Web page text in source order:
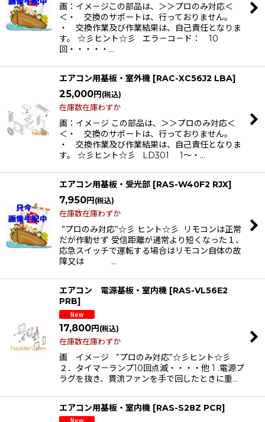
画：イメ－ジこの部品は、＞＞プロのみ対応＜
＜・ 交換のサポートは、行っておりません。
・ 交換作業及び作業結果は、自己責任となりま
す。 ☆彡ヒント☆彡 エラ－コ－ド： 10
回・・・・・…
エアコン用基板・室外機 [RAC-XC56J2 LBA]
25,000円 (税込)
在庫数在庫わずか
画：イメ－ジ この部品は、＞＞プロのみ対応＜
＜・ 交換のサポートは、行っておりません。
・ 交換作業及び作業結果は、自己責任となりま
す。 ☆彡ヒント☆彡 LD301 1〜・…
エアコン用基板・受光部 [RAS-W40F2 RJX]
7,950円 (税込)
在庫数在庫わずか
”プロのみ対応”☆彡 ヒント☆彡 リモコンは正常
だが作動せず 受信距離が通常より短くなった１、
応急スイッチで運転する場合はリモコン自体の故
障又は …
エアコン 電源基板・室内機 [RAS-VL56E2
PRB]
17,800円(税込)
在庫数在庫わずか
画 イメ－ジ ”プロのみ対応”☆彡ヒント☆彡
２．タイマ－ランプ10回点滅・・・・他 1 .電源プ
ラグを抜き、貫流ファンを手で回したときに重…
エアコン用基板・室内機 [RAS-S28Z PCR]